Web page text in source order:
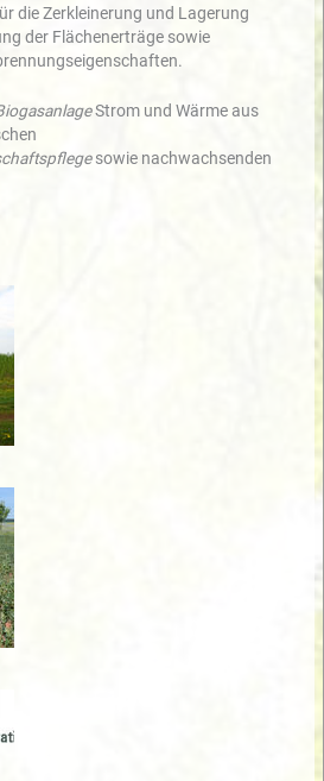
die Zerkleinerung und Lagerung
der Flächenerträge sowie
Strom und Wärme aus
sowie nachwachsenden